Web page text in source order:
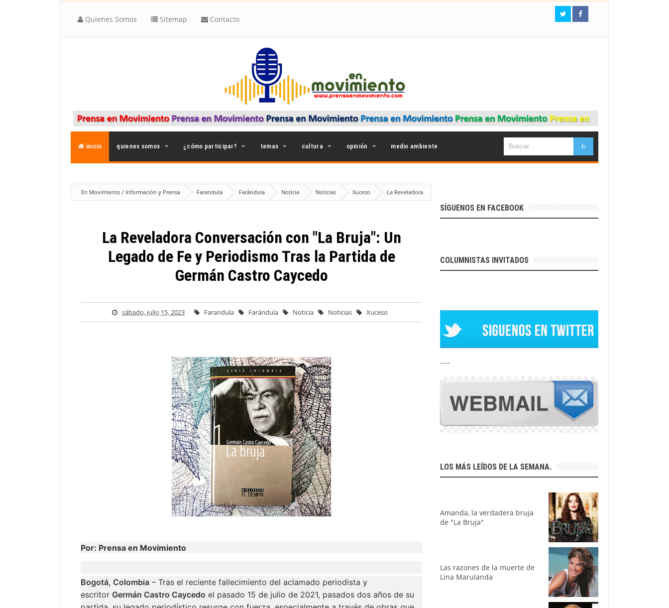
Quienes Somos Sitemap Contacto
inicio quienes somos ¿cómo participar? temas cultura opinión medio ambiente
En Movimiento / Información y Prensa Farandula Farándula Noticia Noticias Xuceso
La Reveladora
Conversación con "La Bruja": Un Legado de Fe y Periodismo Tras la Partida de Germán Castro Caycedo
La Reveladora Conversación con "La Bruja": Un
Legado de Fe y Periodismo Tras la Partida de
Germán Castro Caycedo
sábado, julio 15, 2023 Farandula Farándula Noticia Noticias Xuceso
Por: Prensa en Movimiento
Bogotá, Colombia – Tras el reciente fallecimiento del aclamado periodista y
escritor Germán Castro Caycedo el pasado 15 de julio de 2021, pasados dos años de su
SÍGUENOS EN FACEBOOK
COLUMNISTAS INVITADOS
----
LOS MÁS LEÍDOS DE LA SEMANA.
Amanda, la verdadera bruja
de "La Bruja"
Las razones de la muerte de
Lina Marulanda